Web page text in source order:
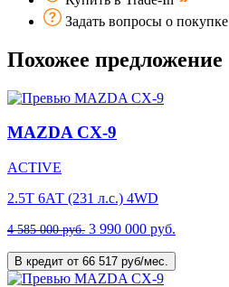
Задать вопросы о покупке
Похожее предложение
MAZDA CX-9
ACTIVE
2.5T 6АТ (231 л.с.) 4WD
4 585 000 руб. 3 990 000 руб.
В кредит от 66 517 руб/мес.